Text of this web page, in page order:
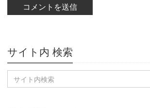
サイト内 検索